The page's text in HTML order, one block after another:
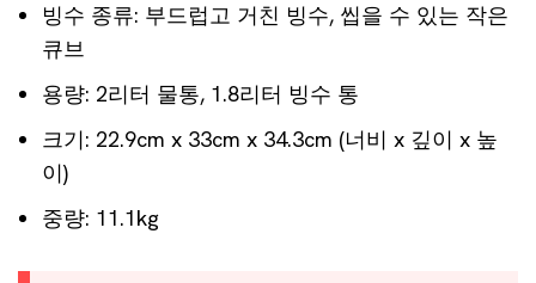
빙수 종류: 부드럽고 거친 빙수, 씹을 수 있는 작은
큐브
용량: 2리터 물통, 1.8리터 빙수 통
크기: 22.9cm x 33cm x 34.3cm (너비 x 깊이 x 높
이)
중량: 11.1kg